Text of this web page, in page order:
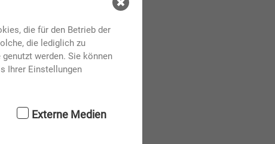
die für den Betrieb der
die lediglich zu
werden. Sie können
Ihrer Einstellungen
Externe Medien